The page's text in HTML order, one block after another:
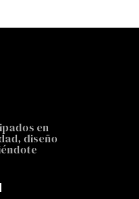
en
diseño